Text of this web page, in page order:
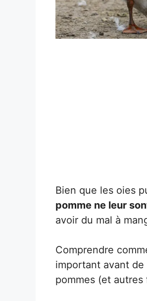
Bien que les oies
pomme ne leur
avoir du mal à
Comprendre
important avant
pommes (et